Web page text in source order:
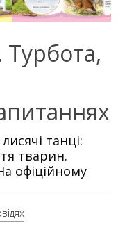
танці:
тварин.
офіційному